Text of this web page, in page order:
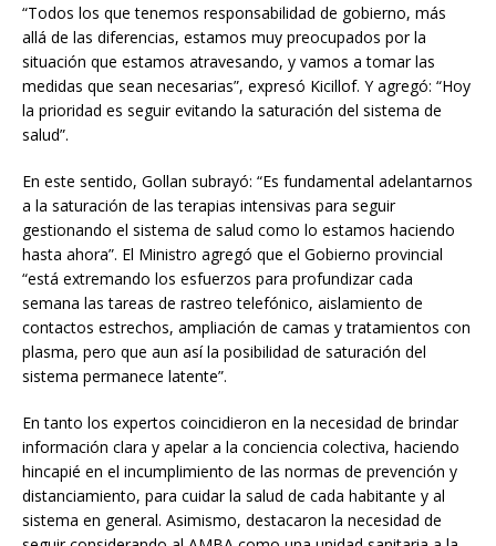
“Todos los que tenemos responsabilidad de gobierno, más
allá de las diferencias, estamos muy preocupados por la
situación que estamos atravesando, y vamos a tomar las
medidas que sean necesarias”, expresó Kicillof. Y agregó: “Hoy
la prioridad es seguir evitando la saturación del sistema de
salud”.
En este sentido, Gollan subrayó: “Es fundamental adelantarnos
a la saturación de las terapias intensivas para seguir
gestionando el sistema de salud como lo estamos haciendo
hasta ahora”. El Ministro agregó que el Gobierno provincial
“está extremando los esfuerzos para profundizar cada
semana las tareas de rastreo telefónico, aislamiento de
contactos estrechos, ampliación de camas y tratamientos con
plasma, pero que aun así la posibilidad de saturación del
sistema permanece latente”.
En tanto los expertos coincidieron en la necesidad de brindar
información clara y apelar a la conciencia colectiva, haciendo
hincapié en el incumplimiento de las normas de prevención y
distanciamiento, para cuidar la salud de cada habitante y al
sistema en general. Asimismo, destacaron la necesidad de